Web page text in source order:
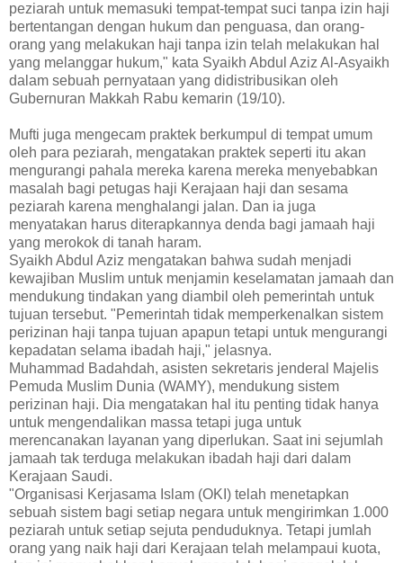
peziarah untuk memasuki tempat-tempat suci tanpa izin haji
bertentangan dengan hukum dan penguasa, dan orang-
orang yang melakukan haji tanpa izin telah melakukan hal
yang melanggar hukum," kata Syaikh Abdul Aziz Al-Asyaikh
dalam sebuah pernyataan yang didistribusikan oleh
Gubernuran Makkah Rabu kemarin (19/10).
Mufti juga mengecam praktek berkumpul di tempat umum
oleh para peziarah, mengatakan praktek seperti itu akan
mengurangi pahala mereka karena mereka menyebabkan
masalah bagi petugas haji Kerajaan haji dan sesama
peziarah karena menghalangi jalan. Dan ia juga
menyatakan harus diterapkannya denda bagi jamaah haji
yang merokok di tanah haram.
Syaikh Abdul Aziz mengatakan bahwa sudah menjadi
kewajiban Muslim untuk menjamin keselamatan jamaah dan
mendukung tindakan yang diambil oleh pemerintah untuk
tujuan tersebut. "Pemerintah tidak memperkenalkan sistem
perizinan haji tanpa tujuan apapun tetapi untuk mengurangi
kepadatan selama ibadah haji," jelasnya.
Muhammad Badahdah, asisten sekretaris jenderal Majelis
Pemuda Muslim Dunia (WAMY), mendukung sistem
perizinan haji. Dia mengatakan hal itu penting tidak hanya
untuk mengendalikan massa tetapi juga untuk
merencanakan layanan yang diperlukan. Saat ini sejumlah
jamaah tak terduga melakukan ibadah haji dari dalam
Kerajaan Saudi.
"Organisasi Kerjasama Islam (OKI) telah menetapkan
sebuah sistem bagi setiap negara untuk mengirimkan 1.000
peziarah untuk setiap sejuta penduduknya. Tetapi jumlah
orang yang naik haji dari Kerajaan telah melampaui kuota,